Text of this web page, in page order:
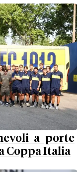
a porte
Coppa Italia